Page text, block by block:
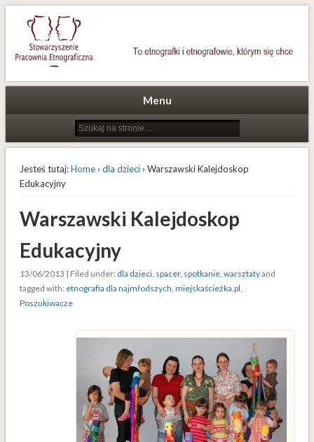
Stowarzyszenie Pracownia
Etnograficzna
To etnografki i etnografowie, którym się chce
Menu
Jesteś tutaj:Home› dla dzieci› Warszawski Kalejdoskop
Edukacyjny
Warszawski Kalejdoskop
Edukacyjny
13/06/2013 | Filed under: dla dzieci, spacer, spotkanie, warsztatyand
tagged with: etnografia dla najmłodszych, miejskaścieżka.pl,
Poszukiwacze